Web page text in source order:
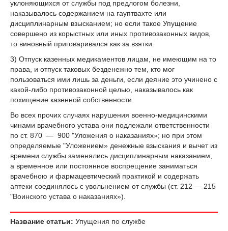
уклоняющихся от службы под предлогом болезни,
наказывалось содержанием на гауптвахте или
дисциплинарным взысканием; но если такое Упущение
совершено из корыстных или иных противозаконных видов,
то виновный приговаривался как за взятки.
3) Отпуск казенных медикаментов лицам, не имеющим на то
права, и отпуск таковых безденежно тем, кто мог
пользоваться ими лишь за деньги, если деяние это учинено с
какой-либо противозаконной целью, наказывалось как
похищение казенной собственности.
Во всех прочих случаях нарушения военно-медицинскими
чинами врачебного устава они подлежали ответственности
по ст. 870 — 900 "Уложения о наказаниях»; но при этом
определяемые "Уложением» денежные взыскания и вычет из
времени службы заменялись дисциплинарным наказанием,
a временное или постоянное воспрещение заниматься
врачебною и фармацевтический практикой и содержать
аптеки соединялось с увольнением от службы (ст. 212 — 215
"Воинского устава о наказаниях»).
Название статьи: Упущения по службе